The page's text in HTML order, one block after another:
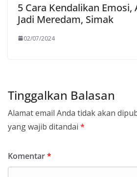
5 Cara Kendalikan Emosi,
Jadi Meredam, Simak
02/07/2024
Tinggalkan Balasan
Alamat email Anda tidak akan
yang wajib ditandai *
Komentar*